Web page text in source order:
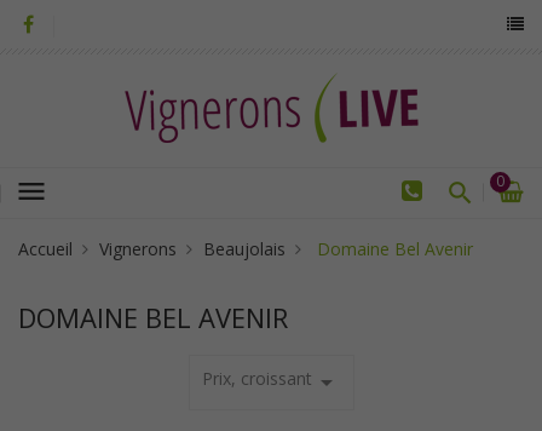
menu 0
Accueil Vignerons Beaujolais Domaine Bel Avenir
DOMAINE BEL AVENIR
Prix, croissant arrow_drop_down